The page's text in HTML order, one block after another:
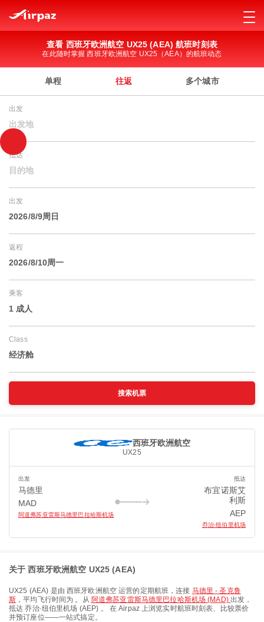
查看 西班牙欧洲航空 UX25 (AEA) 航班时刻表
在此随时掌握 西班牙欧洲航空 UX25（AEA）的航班动态
单程 往返 多个城市
出发
出发地
抵达
目的地
出发
2026/8/9周日
返程
2026/8/10周一
乘客
1 成人
Class
经济舱
搜索机票
西班牙欧洲航空
UX25
出发
马德里
MAD
阿道弗苏亚雷斯马德里巴拉哈斯机场
抵达
布宜诺斯艾
利斯
AEP
乔治·纽伯里机场
关于 西班牙欧洲航空 UX25 (AEA)
UX25 (AEA) 是由 西班牙欧洲航空运营的定期航班，连接 马德里 - 圣克鲁
斯 ，平均飞行时间为 。从 阿道弗苏亚雷斯马德里巴拉哈斯机场 (MAD)出发，
抵达乔治·纽伯里机场 (AEP) 。 在 Airpaz 上浏览实时航班时刻表、比较票价
并预订座位——一站式搞定。